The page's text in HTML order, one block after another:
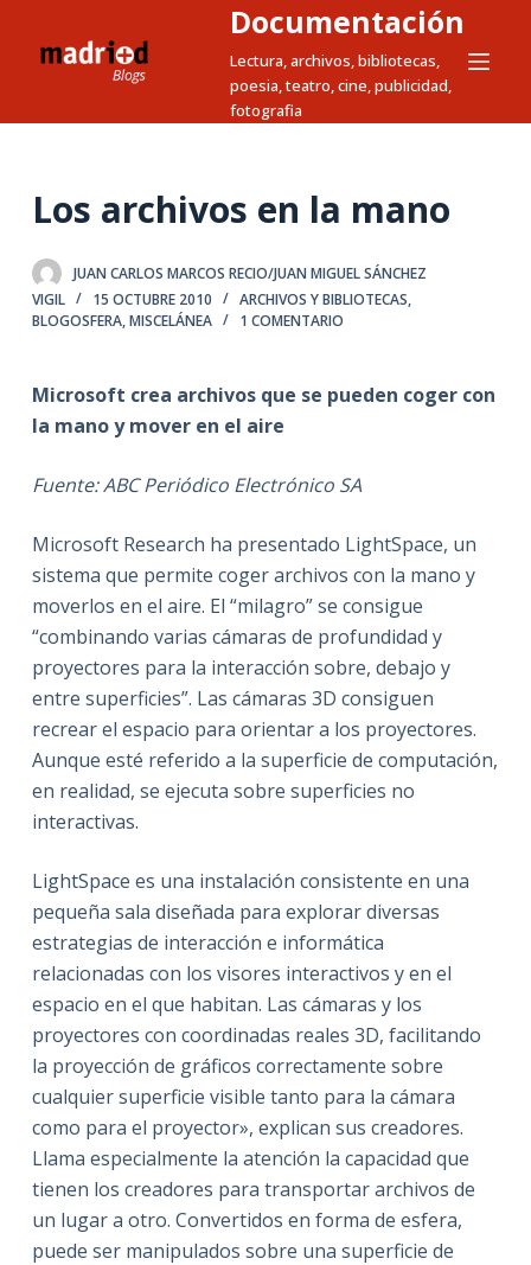
t
o
e
n
d
Documentación
Lectura, archivos, bibliotecas,
poesia, teatro, cine, publicidad,
fotografia
Los archivos en la mano
JUAN CARLOS MARCOS RECIO/JUAN MIGUEL SÁNCHEZ
VIGIL
15 OCTUBRE 2010 ARCHIVOS Y BIBLIOTECAS,
BLOGOSFERA,MISCELÁNEA 1 COMENTARIO
Microsoft crea archivos que se pueden coger con
la mano y mover en el aire
Fuente: ABC Periódico Electrónico SA
Microsoft Research ha presentado LightSpace, un
sistema que permite coger archivos con la mano y
moverlos en el aire. El “milagro” se consigue
“combinando varias cámaras de profundidad y
proyectores para la interacción sobre, debajo y
entre superficies”. Las cámaras 3D consiguen
recrear el espacio para orientar a los proyectores.
Aunque esté referido a la superficie de computación,
en realidad, se ejecuta sobre superficies no
interactivas.
LightSpace es una instalación consistente en una
pequeña sala diseñada para explorar diversas
estrategias de interacción e informática
relacionadas con los visores interactivos y en el
espacio en el que habitan. Las cámaras y los
proyectores con coordinadas reales 3D, facilitando
la proyección de gráficos correctamente sobre
cualquier superficie visible tanto para la cámara
como para el proyector», explican sus creadores.
Llama especialmente la atención la capacidad que
tienen los creadores para transportar archivos de
un lugar a otro. Convertidos en forma de esfera,
puede ser manipulados sobre una superficie de